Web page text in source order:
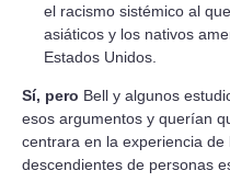
el racismo sistémico al
asiáticos y los nativos
Estados Unidos.
Sí, pero Bell y algunos
esos argumentos y querían
centrara en la experiencia
descendientes de personas